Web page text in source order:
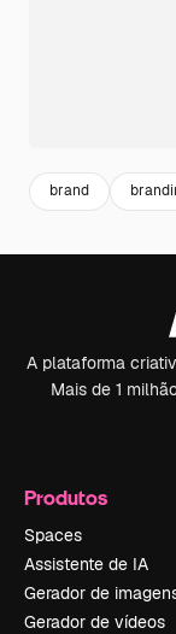
brand
A plataforma
Mais de 1
Produtos
Spaces
Assistente de IA
Gerador de
Gerador de vídeos